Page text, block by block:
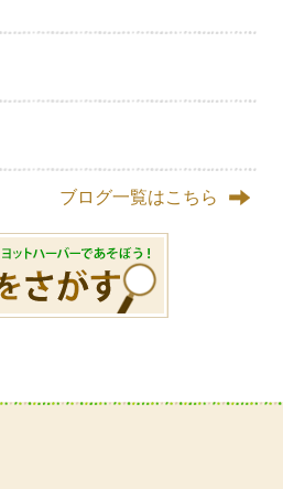
ブログ一覧はこちら